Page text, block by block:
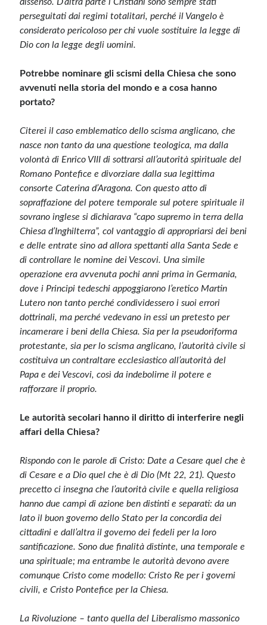
perseguitati dai regimi totalitari, perché il Vangelo è
considerato pericoloso per chi vuole sostituire la legge di
Dio con la legge degli uomini.
Potrebbe nominare gli scismi della Chiesa che sono
avvenuti nella storia del mondo e a cosa hanno
portato?
Citerei il caso emblematico dello scisma anglicano, che
nasce non tanto da una questione teologica, ma dalla
volontà di Enrico VIII di sottrarsi all’autorità spirituale del
Romano Pontefice e divorziare dalla sua legittima
consorte Caterina d’Aragona. Con questo atto di
sopraffazione del potere temporale sul potere spirituale il
sovrano inglese si dichiarava “capo supremo in terra della
Chiesa d’Inghilterra”, col vantaggio di appropriarsi dei beni
e delle entrate sino ad allora spettanti alla Santa Sede e
di controllare le nomine dei Vescovi. Una simile
operazione era avvenuta pochi anni prima in Germania,
dove i Principi tedeschi appoggiarono l’eretico Martin
Lutero non tanto perché condividessero i suoi errori
dottrinali, ma perché vedevano in essi un pretesto per
incamerare i beni della Chiesa. Sia per la pseudoriforma
protestante, sia per lo scisma anglicano, l’autorità civile si
costituiva un contraltare ecclesiastico all’autorità del
Papa e dei Vescovi, così da indebolirne il potere e
rafforzare il proprio.
Le autorità secolari hanno il diritto di interferire negli
affari della Chiesa?
Rispondo con le parole di Cristo: Date a Cesare quel che è
di Cesare e a Dio quel che è di Dio (Mt 22, 21). Questo
precetto ci insegna che l’autorità civile e quella religiosa
hanno due campi di azione ben distinti e separati: da un
lato il buon governo dello Stato per la concordia dei
cittadini e dall’altra il governo dei fedeli per la loro
santificazione. Sono due finalità distinte, una temporale e
una spirituale; ma entrambe le autorità devono avere
comunque Cristo come modello: Cristo Re per i governi
civili, e Cristo Pontefice per la Chiesa.
La Rivoluzione – tanto quella del Liberalismo massonico